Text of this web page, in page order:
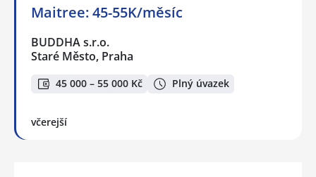
Maitree: 45-55K/měsíc
BUDDHA s.r.o.
Staré Město, Praha
45 000 – 55 000 Kč Plný úvazek
včerejší